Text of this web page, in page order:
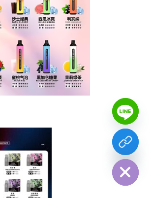
H
I
D
C
H
A
T
Y